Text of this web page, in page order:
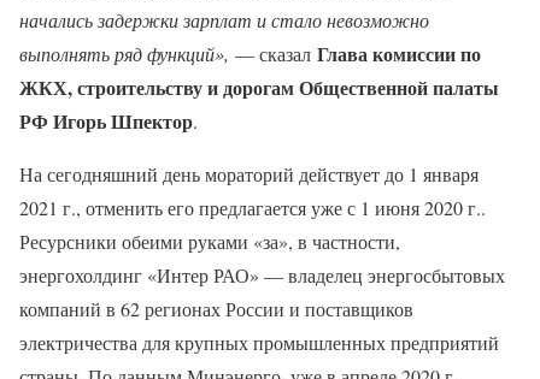
начались задержки зарплат и стало невозможно
выполнять ряд функций», — сказал Глава комиссии по
ЖКХ, строительству и дорогам Общественной палаты
РФ Игорь Шпектор.
На сегодняшний день мораторий действует до 1 января
2021 г., отменить его предлагается уже с 1 июня 2020 г..
Ресурсники обеими руками «за», в частности,
энергохолдинг «Интер РАО» — владелец энергосбытовых
компаний в 62 регионах России и поставщиков
электричества для крупных промышленных предприятий